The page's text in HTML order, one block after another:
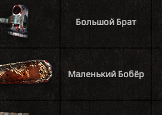
Большой Брат
Маленький Бобёр